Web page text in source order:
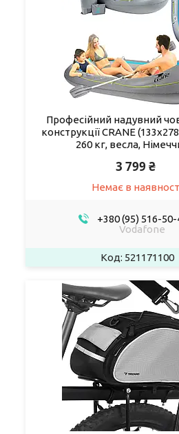
Професійний надувний
конструкції CRANE
260 кг, весла,
3 799 ₴
Немає в
+380 (95) 516-50-
Vodafone
521171100